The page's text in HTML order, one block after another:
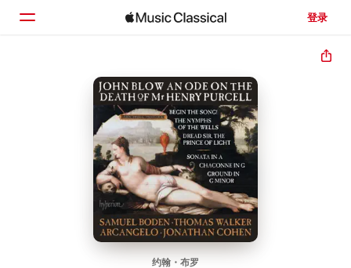
登录
约翰・布罗